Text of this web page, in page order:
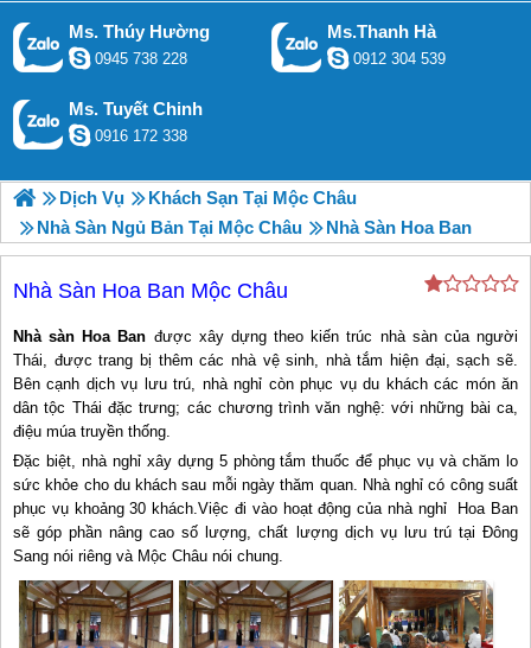
Ms. Thúy Hường
0945 738 228
Ms.Thanh Hà
0912 304 539
Ms. Tuyết Chinh
0916 172 338
Dịch Vụ
Khách Sạn Tại Mộc Châu
Nhà Sàn Ngủ Bản Tại Mộc Châu
Nhà Sàn Hoa Ban
Nhà Sàn Hoa Ban Mộc Châu
Nhà sàn Hoa Ban được xây dựng theo kiến trúc nhà sàn của người
Thái, được trang bị thêm các nhà vệ sinh, nhà tắm hiện đại, sạch sẽ.
Bên cạnh dịch vụ lưu trú, nhà nghỉ còn phục vụ du khách các món ăn
dân tộc Thái đặc trưng; các chương trình văn nghệ: với những bài ca,
điệu múa truyền thống.
Đặc biệt, nhà nghỉ xây dựng 5 phòng tắm thuốc để phục vụ và chăm lo
sức khỏe cho du khách sau mỗi ngày thăm quan. Nhà nghỉ có công suất
phục vụ khoảng 30 khách.Việc đi vào hoạt động của nhà nghỉ Hoa Ban
sẽ góp phần nâng cao số lượng, chất lượng dịch vụ lưu trú tại Đông
Sang nói riêng và Mộc Châu nói chung.